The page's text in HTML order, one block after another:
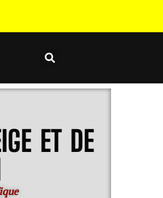
ET DE